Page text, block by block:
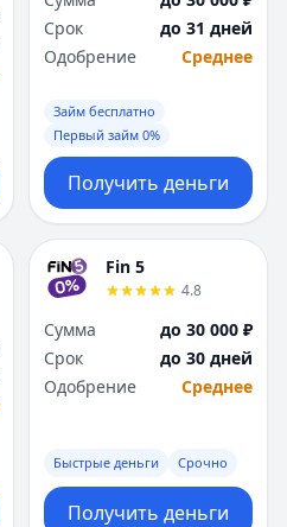
Тюмень
Ульяновск
Уфа
Хабаровск
Ч
Чебоксары
Челябинск
Ярославль
Вся Россия
Тюмень
Ульяновск
Уфа
Хабаровск
Ч
Чебоксары
Челябинск
Ярославль
Вся Россия
Срок
до 31 дней
Одобрение
Среднее
Займ бесплатно
Первый займ 0%
Получить деньги
Fin 5
4.8
Сумма
до 30 000 ₽
Срок
до 30 дней
Одобрение
Среднее
Быстрые деньги Срочно
Получить деньги